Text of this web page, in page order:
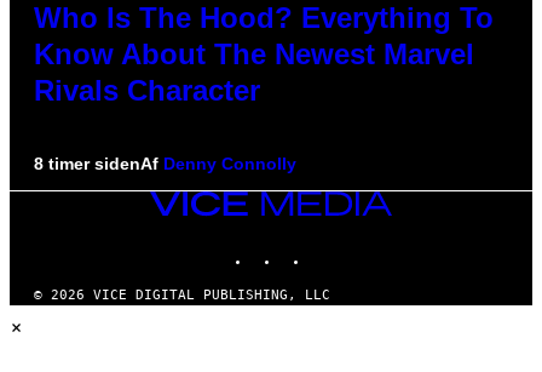
Who Is The Hood? Everything To
Know About The Newest Marvel
Rivals Character
8 timer sidenAf Denny Connolly
VICE
© 2026 VICE DIGITAL PUBLISHING, LLC
×